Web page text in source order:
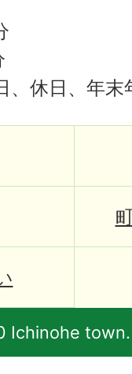
、休日、年
Ichinohe